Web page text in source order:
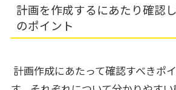
計画を作成するにあたり確認
のポイント
計画作成にあたって確認すべきポ